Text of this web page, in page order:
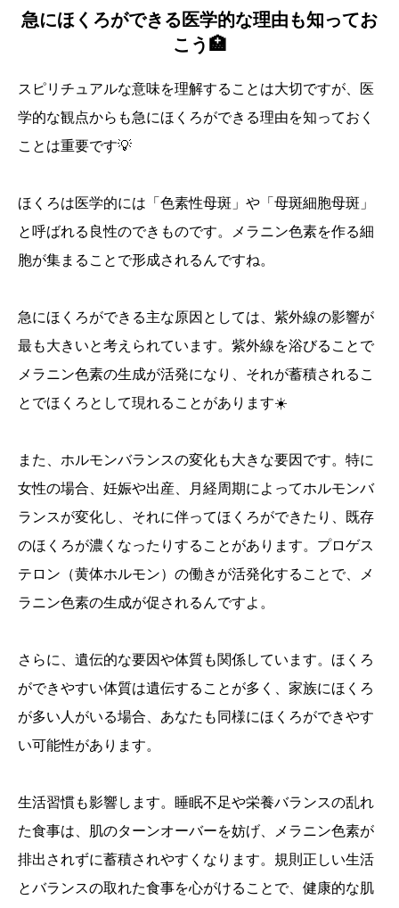
急にほくろができる医学的な理由も知ってお
こう🏥
スピリチュアルな意味を理解することは大切ですが、医
学的な観点からも急にほくろができる理由を知っておく
ことは重要です💡
ほくろは医学的には「色素性母斑」や「母斑細胞母斑」
と呼ばれる良性のできものです。メラニン色素を作る細
胞が集まることで形成されるんですね。
急にほくろができる主な原因としては、紫外線の影響が
最も大きいと考えられています。紫外線を浴びることで
メラニン色素の生成が活発になり、それが蓄積されるこ
とでほくろとして現れることがあります☀️
また、ホルモンバランスの変化も大きな要因です。特に
女性の場合、妊娠や出産、月経周期によってホルモンバ
ランスが変化し、それに伴ってほくろができたり、既存
のほくろが濃くなったりすることがあります。プロゲス
テロン（黄体ホルモン）の働きが活発化することで、メ
ラニン色素の生成が促されるんですよ。
さらに、遺伝的な要因や体質も関係しています。ほくろ
ができやすい体質は遺伝することが多く、家族にほくろ
が多い人がいる場合、あなたも同様にほくろができやす
い可能性があります。
生活習慣も影響します。睡眠不足や栄養バランスの乱れ
た食事は、肌のターンオーバーを妨げ、メラニン色素が
排出されずに蓄積されやすくなります。規則正しい生活
とバランスの取れた食事を心がけることで、健康的な肌